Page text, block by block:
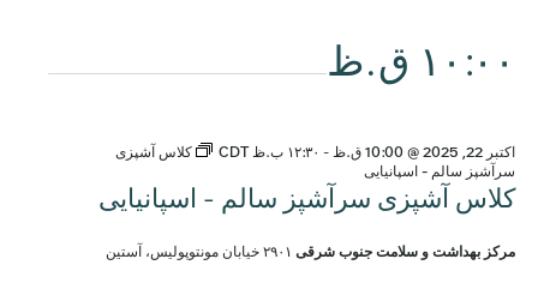
۱۰:۰۰ ق.ظ
کلاس آشپزی سرآشپز سالم - اسپانیایی
اکتبر 22, 2025 @ 10:00 ق.ظ - ۱۲:۳۰ ب.ظ CDT
کلاس آشپزی
سرآشپز سالم - اسپانیایی
مرکز بهداشت و سلامت جنوب شرقی ۲۹۰۱ خیابان مونتوپولیس، آستین